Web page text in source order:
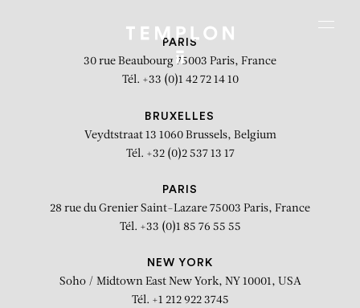
PARIS
30 rue Beaubourg 75003 Paris, France
Tél. +33 (0)1 42 72 14 10
BRUXELLES
Veydtstraat 13 1060 Brussels, Belgium
Tél. +32 (0)2 537 13 17
PARIS
28 rue du Grenier Saint-Lazare 75003 Paris, France
Tél. +33 (0)1 85 76 55 55
NEW YORK
Soho / Midtown East New York, NY 10001, USA
Tél. +1 212 922 3745